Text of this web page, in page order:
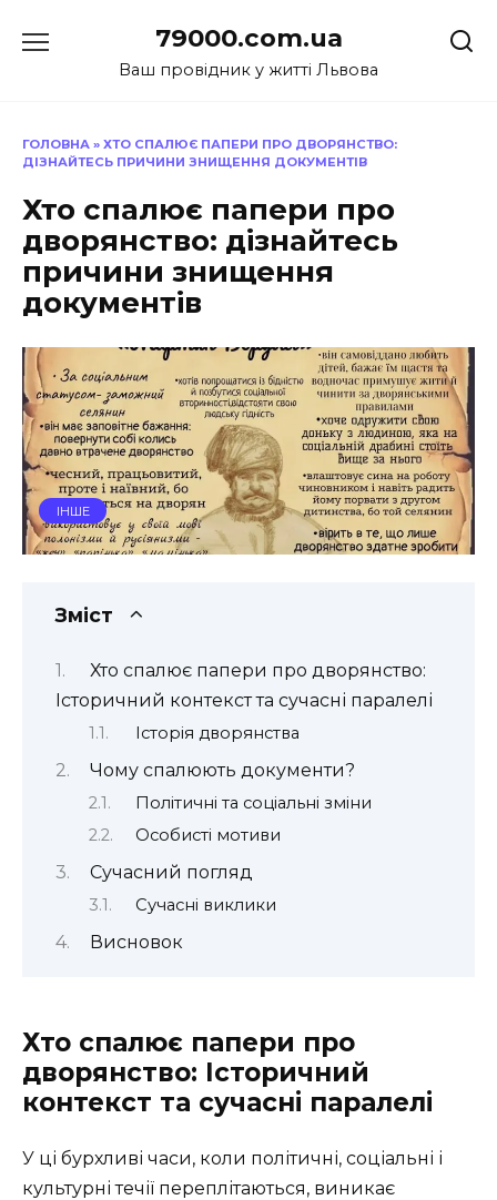
до
79000.com.ua
Ваш провідник у житті Львова
ГОЛОВНА » ХТО СПАЛЮЄ ПАПЕРИ ПРО ДВОРЯНСТВО:
ДІЗНАЙТЕСЬ ПРИЧИНИ ЗНИЩЕННЯ ДОКУМЕНТІВ
Хто спалює папери про
дворянство: дізнайтесь
причини знищення
документів
ІНШЕ
Зміст
Хто спалює папери про дворянство:
Історичний контекст та сучасні паралелі
Історія дворянства
Чому спалюють документи?
Політичні та соціальні зміни
Особисті мотиви
Сучасний погляд
Сучасні виклики
Висновок
Хто спалює папери про
дворянство: Історичний
контекст та сучасні паралелі
У ці бурхливі часи, коли політичні, соціальні і
культурні течії переплітаються, виникає